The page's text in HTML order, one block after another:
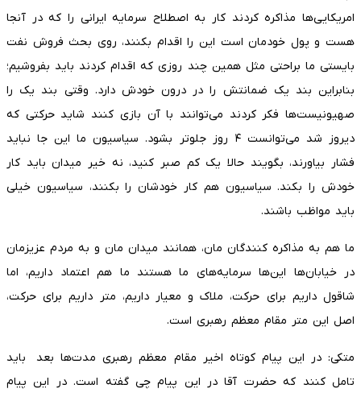
امریکایی‌ها مذاکره کردند کار به اصطلاح سرمایه ایرانی را که در آنجا
هست و پول خودمان است این را اقدام بکنند، روی بحث فروش نفت
بایستی ما براحتی مثل همین چند روزی که اقدام کردند باید بفروشیم؛
بنابراین بند یک ضمانتش را در درون خودش دارد. وقتی بند یک را
صهیونیست‌ها فکر کردند می‌توانند با آن بازی کنند شاید حرکتی که
دیروز شد می‌توانست ۴ روز جلوتر بشود. سیاسیون ما این جا نباید
فشار بیاورند، بگویند حالا یک کم صبر کنید، نه خیر میدان باید کار
خودش را بکند. سیاسیون هم کار خودشان را بکنند، سیاسیون خیلی
باید مواظب باشند.
ما هم به مذاکره کنندگان مان، همانند میدان مان و به مردم عزیزمان
در خیابان‌ها این‌ها سرمایه‌های ما هستند ما هم اعتماد داریم، اما
شاقول داریم برای حرکت، ملاک و معیار داریم، متر داریم برای حرکت،
اصل این متر مقام معظم رهبری است.
متکی: در این پیام کوتاه اخیر مقام معظم رهبری مدت‌ها بعد باید
تامل کنند که حضرت آقا در این پیام چی گفته است. در این پیام